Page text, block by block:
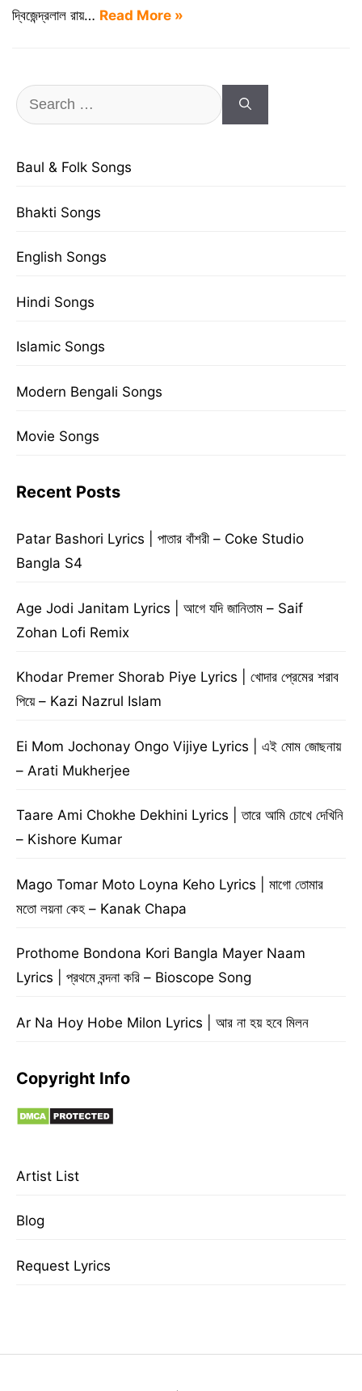
দ্বিজেন্দ্রলাল রায়… Read More »
Search
for:
Baul & Folk Songs
Bhakti Songs
English Songs
Hindi Songs
Islamic Songs
Modern Bengali Songs
Movie Songs
Recent Posts
Patar Bashori Lyrics | পাতার বাঁশরী – Coke Studio
Bangla S4
Age Jodi Janitam Lyrics | আগে যদি জানিতাম – Saif
Zohan Lofi Remix
Khodar Premer Shorab Piye Lyrics | খোদার প্রেমের শরাব
পিয়ে – Kazi Nazrul Islam
Ei Mom Jochonay Ongo Vijiye Lyrics | এই মোম জোছনায়
– Arati Mukherjee
Taare Ami Chokhe Dekhini Lyrics | তারে আমি চোখে দেখিনি
– Kishore Kumar
Mago Tomar Moto Loyna Keho Lyrics | মাগো তোমার
মতো লয়না কেহ – Kanak Chapa
Prothome Bondona Kori Bangla Mayer Naam
Lyrics | প্রথমে বন্দনা করি – Bioscope Song
Ar Na Hoy Hobe Milon Lyrics | আর না হয় হবে মিলন
Copyright Info
Artist List
Blog
Request Lyrics